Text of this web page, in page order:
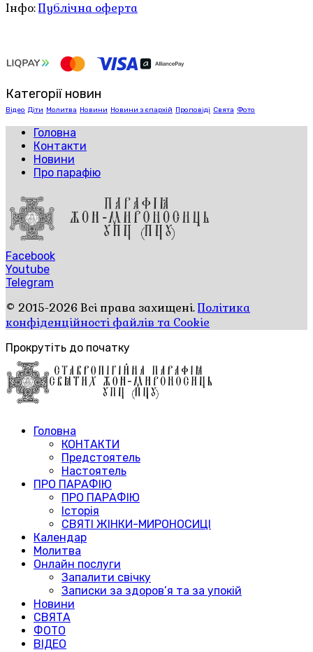
Інфо:Публічна оферта
Категорії новин
Відео Діти Молитва Новини Новини з єпархій Проповіді Свята Фото
Головна
Контакти
Новини
Про парафію
Facebook
Youtube
Telegram
© 2015-2026 Всі права захищені.Політика
конфіденційності файлів та Cookie
Прокрутіть до початку
Головна
КОНТАКТИ
Предстоятель
Настоятель
ПРО ПАРАФІЮ
ПРО ПАРАФІЮ
Історія
СВЯТІ ЖІНКИ-МИРОНОСИЦІ
Календар
Молитва
Онлайн послуги
Запалити свічку
Записки за здоров’я та за упокій
Новини
СВЯТА
ФОТО
ВІДЕО